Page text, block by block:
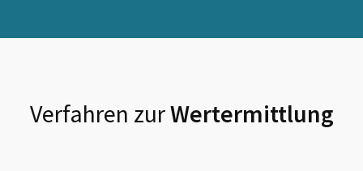
Verfahren zurWertermittlung